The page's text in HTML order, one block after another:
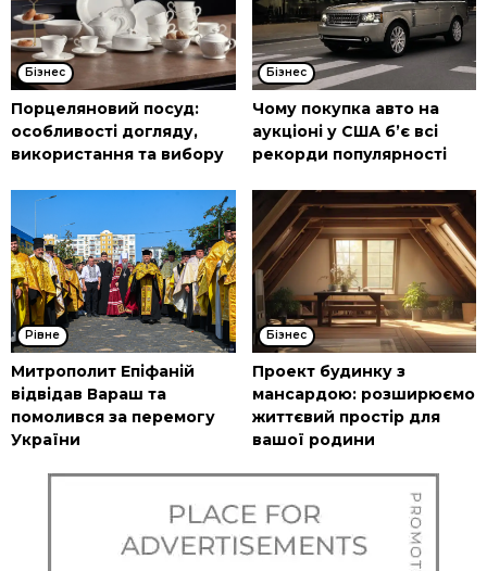
Бізнес
Порцеляновий посуд:
особливості догляду,
використання та вибору
Бізнес
Чому покупка авто на
аукціоні у США б’є всі
рекорди популярності
Рівне
Митрополит Епіфаній
відвідав Вараш та
помолився за перемогу
України
Бізнес
Проект будинку з
мансардою: розширюємо
життєвий простір для
вашої родини